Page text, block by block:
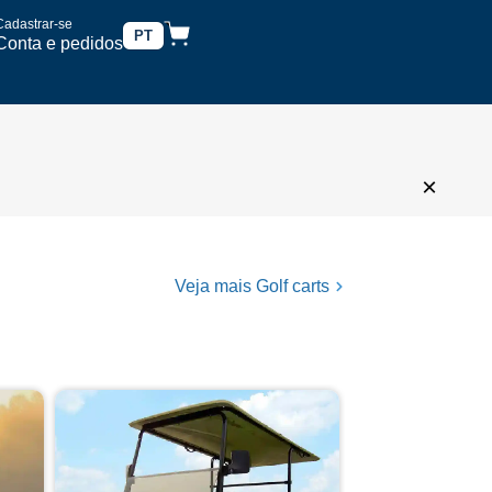
se
e pedidos PT
×
Veja mais Golf carts